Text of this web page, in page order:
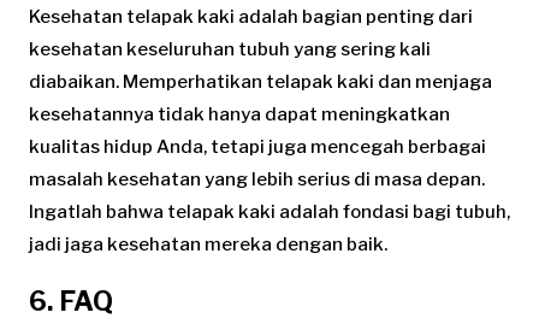
Kesehatan telapak kaki adalah bagian penting dari
kesehatan keseluruhan tubuh yang sering kali
diabaikan. Memperhatikan telapak kaki dan menjaga
kesehatannya tidak hanya dapat meningkatkan
kualitas hidup Anda, tetapi juga mencegah berbagai
masalah kesehatan yang lebih serius di masa depan.
Ingatlah bahwa telapak kaki adalah fondasi bagi tubuh,
jadi jaga kesehatan mereka dengan baik.
6. FAQ